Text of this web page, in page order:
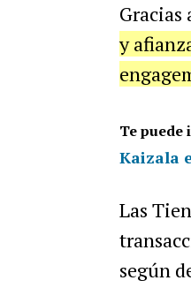
Gracias
y
Te puede
Kaizala
Las
según